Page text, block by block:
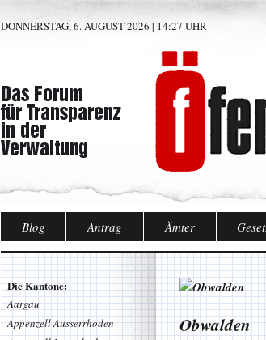
DONNERSTAG, 6. AUGUST 2026 | 14:27 UHR
Blog Antrag Ämter
Die Kantone:
Aargau
Appenzell Ausserrhoden
Obwalden